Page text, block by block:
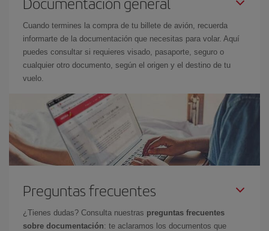
Cuando termines la compra de tu billete de avión, recuerda
informarte de la documentación que necesitas para volar. Aquí
puedes consultar si requieres visado, pasaporte, seguro o
cualquier otro documento, según el origen y el destino de tu
vuelo.
Preguntas frecuentes
¿Tienes dudas? Consulta nuestras preguntas frecuentes
sobre documentación: te aclaramos los documentos que